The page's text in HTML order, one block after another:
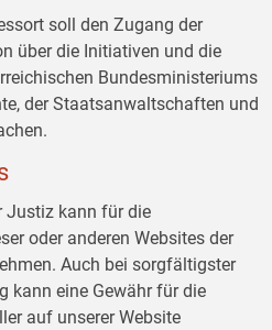
soll den Zugang der
über die Initiativen und die
Bundesministeriums
der Staatsanwaltschaften und
Justiz kann für die
oder anderen Websites der
Auch bei sorgfältigster
kann eine Gewähr für die
auf unserer Website